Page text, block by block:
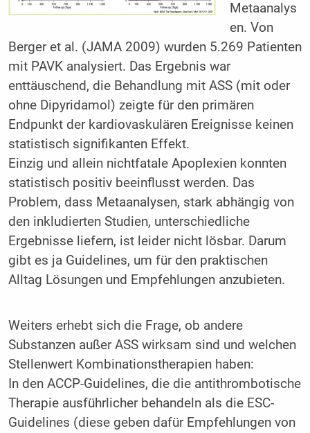
Metaanalys
en. Von
Berger et al. (JAMA 2009) wurden 5.269 Patienten
mit PAVK analysiert. Das Ergebnis war
enttäuschend, die Behandlung mit ASS (mit oder
ohne Dipyridamol) zeigte für den primären
Endpunkt der kardiovaskulären Ereignisse keinen
statistisch signifikanten Effekt.
Einzig und allein nichtfatale Apoplexien konnten
statistisch positiv beeinflusst werden. Das
Problem, dass Metaanalysen, stark abhängig von
den inkludierten Studien, unterschiedliche
Ergebnisse liefern, ist leider nicht lösbar. Darum
gibt es ja Guidelines, um für den praktischen
Alltag Lösungen und Empfehlungen anzubieten.
Weiters erhebt sich die Frage, ob andere
Substanzen außer ASS wirksam sind und welchen
Stellenwert Kombinationstherapien haben:
In den ACCP-Guidelines, die die antithrombotische
Therapie ausführlicher behandeln als die ESC-
Guidelines (diese geben dafür Empfehlungen von